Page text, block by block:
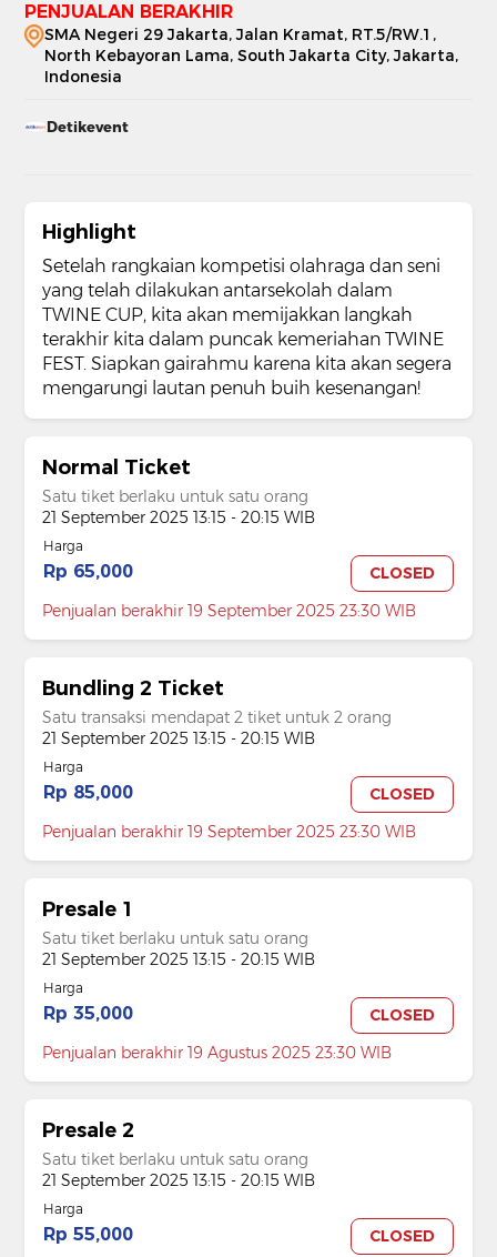
PENJUALAN BERAKHIR
SMA Negeri 29 Jakarta, Jalan Kramat, RT.5/RW.1,
North Kebayoran Lama, South Jakarta City, Jakarta,
Indonesia
Detikevent
Highlight
Setelah rangkaian kompetisi olahraga dan seni
yang telah dilakukan antarsekolah dalam
TWINE CUP, kita akan memijakkan langkah
terakhir kita dalam puncak kemeriahan TWINE
FEST. Siapkan gairahmu karena kita akan segera
mengarungi lautan penuh buih kesenangan!
Normal Ticket
Satu tiket berlaku untuk satu orang
21 September 2025 13:15 - 20:15 WIB
Harga
Rp 65,000
CLOSED
Penjualan berakhir 19 September 2025 23:30 WIB
Bundling 2 Ticket
Satu transaksi mendapat 2 tiket untuk 2 orang
21 September 2025 13:15 - 20:15 WIB
Harga
Rp 85,000
CLOSED
Penjualan berakhir 19 September 2025 23:30 WIB
Presale 1
Satu tiket berlaku untuk satu orang
21 September 2025 13:15 - 20:15 WIB
Harga
Rp 35,000
CLOSED
Penjualan berakhir 19 Agustus 2025 23:30 WIB
Presale 2
Satu tiket berlaku untuk satu orang
21 September 2025 13:15 - 20:15 WIB
Harga
Rp 55,000
CLOSED